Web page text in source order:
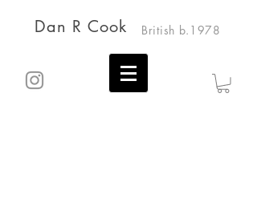
Dan R Cook British b.1978